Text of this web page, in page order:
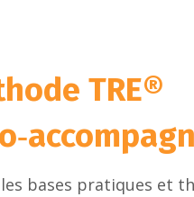
TRE®
bases pratiques et